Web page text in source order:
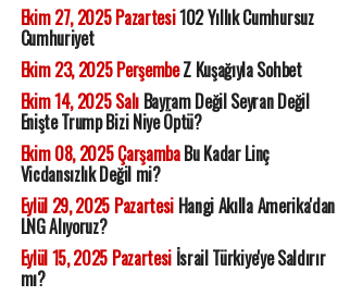
Ekim 27, 2025 Pazartesi102 Yıllık Cumhursuz
Cumhuriyet
Ekim 23, 2025 PerşembeZ Kuşağıyla Sohbet
Ekim 14, 2025 SalıBayram Değil Seyran Değil
Enişte Trump Bizi Niye Öptü?
Ekim 08, 2025 ÇarşambaBu Kadar Linç
Vicdansızlık Değil mi?
Eylül 29, 2025 PazartesiHangi Akılla Amerika'dan
LNG Alıyoruz?
Eylül 15, 2025 Pazartesiİsrail Türkiye'ye Saldırır
mı?